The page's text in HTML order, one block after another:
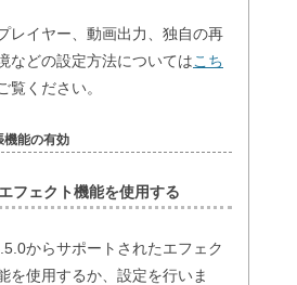
レイヤー、動画出力、独自の再
などの設定方法についてはこち
覧ください。
機能の有効
エフェクト機能を使用する
からサポートされたエフェク
を使用するか、設定を行いま